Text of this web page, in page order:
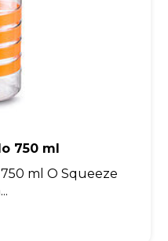
750 ml
ml O Squeeze